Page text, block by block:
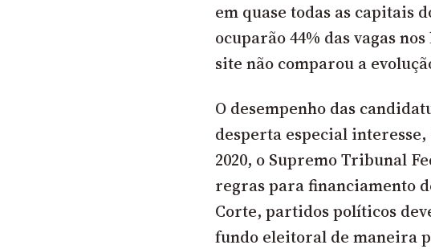
em quase todas as capitais
ocuparão 44% das vagas
site não comparou a
O desempenho das
desperta especial
2020, o Supremo Tribunal
regras para financiamento
Corte, partidos políticos
fundo eleitoral de maneira